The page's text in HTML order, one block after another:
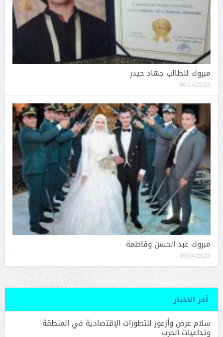
مبروك للطالب جهاد حيدر
06/14/2023
مبروك عبد الحسن وفاطمة
05/04/2023
آخر الأخبار
سلام عرض وأزعور للتطورات الإقتصادية في المنطقة
وتداعيات الحرب